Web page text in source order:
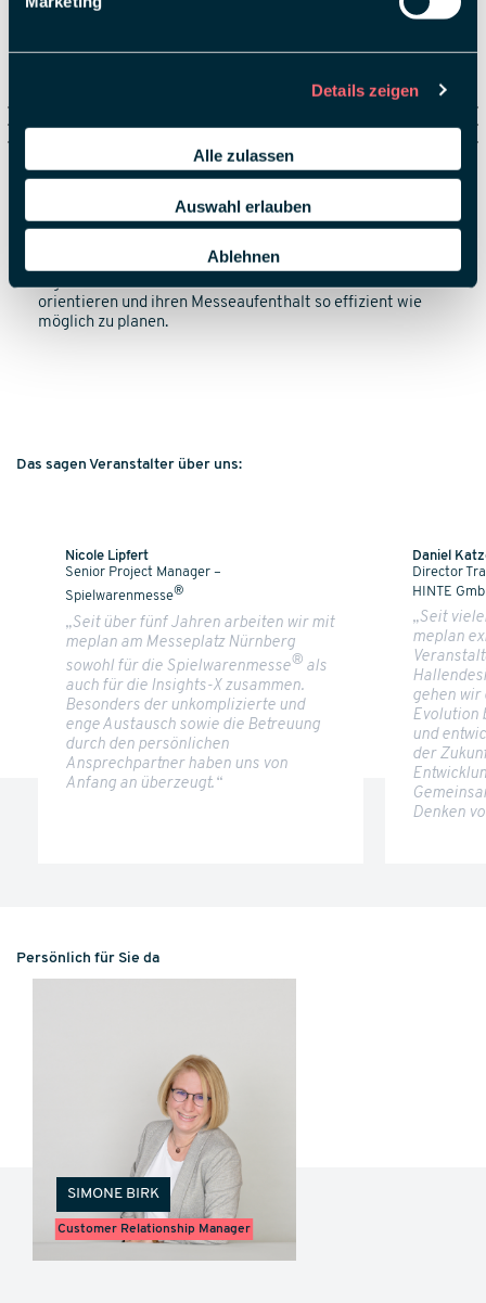
Details zeigen
Alle zulassen
Auswahl erlauben
Ablehnen
Smart Terminal
Smart Terminals helfen den Besuchenden, sich auf der
digitalen Messe zu
orientieren und ihren Messeaufenthalt so effizient wie
möglich zu planen.
Das sagen Veranstalter über uns:
Nicole Lipfert
Senior Project Manager –
Spielwarenmesse®
„Seit über fünf Jahren arbeiten wir mit
meplan am Messeplatz Nürnberg
sowohl für die Spielwarenmesse® als
auch für die Insights-X zusammen.
Besonders der unkomplizierte und
enge Austausch sowie die Betreuung
durch den persönlichen
Ansprechpartner haben uns von
Anfang an überzeugt.“
Daniel
Director
HINTE
„Seit
meplan
gehen wir
Evolution
und
der
Denken
Persönlich für Sie da
SIMONE BIRK
Customer Relationship Manager